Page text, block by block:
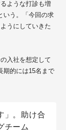
ような打診も増
いう。「今回の求
うにしていきた
入社を想定して
期的には15名まで
」。助け合
チーム